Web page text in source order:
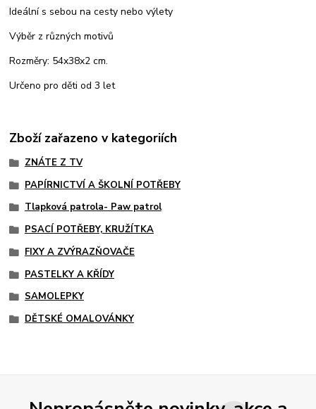
Ideální s sebou na cesty nebo výlety
Výběr z různých motivů
Rozměry: 54x38x2 cm.
Určeno pro děti od 3 let
Zboží zařazeno v kategoriích
ZNÁTE Z TV
PAPÍRNICTVÍ A ŠKOLNÍ POTŘEBY
Tlapková patrola- Paw patrol
PSACÍ POTŘEBY, KRUŽÍTKA
FIXY A ZVÝRAZŇOVAČE
PASTELKY A KŘÍDY
SAMOLEPKY
DĚTSKÉ OMALOVÁNKY